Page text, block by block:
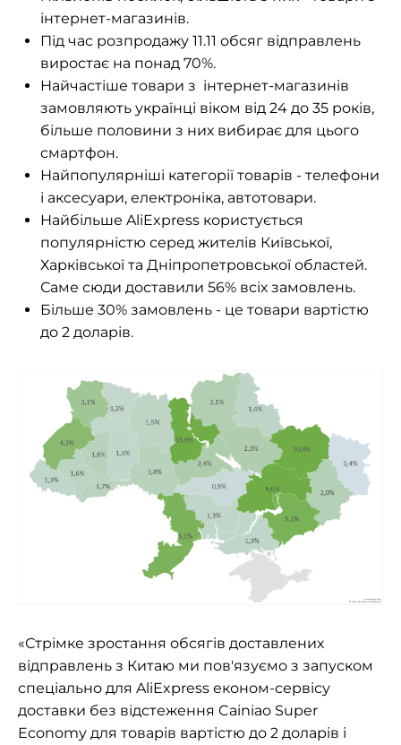
інтернет-магазинів.
Під час розпродажу 11.11 обсяг відправлень
виростає на понад 70%.
Найчастіше товари з інтернет-магазинів
замовляють українці віком від 24 до 35 років,
більше половини з них вибирає для цього
смартфон.
Найпопулярніші категорії товарів - телефони
і аксесуари, електроніка, автотовари.
Найбільше AliExpress користується
популярністю серед жителів Київської,
Харківської та Дніпропетровської областей.
Саме сюди доставили 56% всіх замовлень.
Більше 30% замовлень - це товари вартістю
до 2 доларів.
«Стрімке зростання обсягів доставлених
відправлень з Китаю ми пов'язуємо з запуском
спеціально для AliExpress економ-сервісу
доставки без відстеження Cainiao Super
Economy для товарів вартістю до 2 доларів і